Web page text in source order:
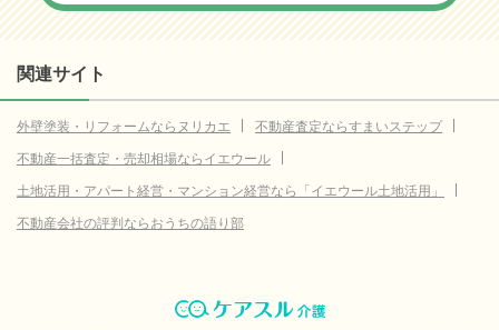
関連サイト
外壁塗装・リフォームならヌリカエ
不動産査定ならすまいステップ
不動産一括査定・売却相場ならイエウール
土地活用・アパート経営・マンション経営なら「イエウール土地活用」
不動産会社の評判ならおうちの語り部